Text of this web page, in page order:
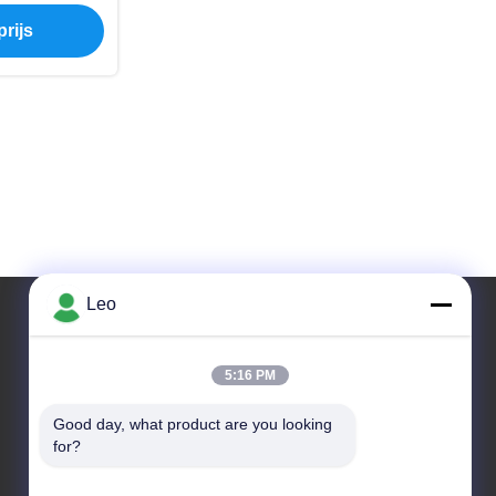
Burr
Nr 1700, het Noordensectie van Tianfu-Weg, High-
Leo
5:16 PM
Good day, what product are you looking
for?